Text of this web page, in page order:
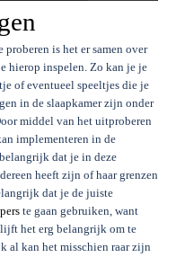
is het er samen over
hierop inspelen. Zo kan je je
of eventueel speeltjes die je
in de slaapkamer zijn onder
middel van het uitproberen
implementeren in de
dat je in deze
heeft zijn of haar grenzen
dat je de juiste
te gaan gebruiken, want
het erg belangrijk om te
al kan het misschien raar zijn